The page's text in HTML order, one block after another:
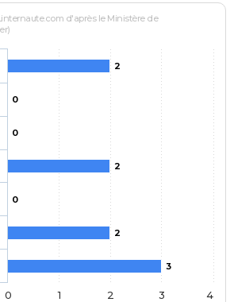
d'après le Ministère de
2
0
0
2
0
2
3
0
1 2 3 4